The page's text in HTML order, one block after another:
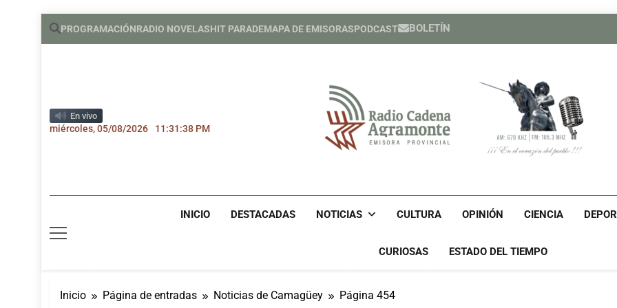
Saltar
PROGRAMACIÓNRADIO NOVELASHIT PARADEMAPA DE EMISORASPODCAST BOLETÍN
Compañía
Compañía
Cubano Otto Oñate
En vivo
miércoles, 05/08/2026 11:31:38 PM
Radio Cadena
INICIO DESTACADAS NOTICIAS CULTURA OPINIÓN CIENCIA
CURIOSAS ESTADO DEL TIEMPO
Inicio Página de entradas Noticias de Camagüey Página 454